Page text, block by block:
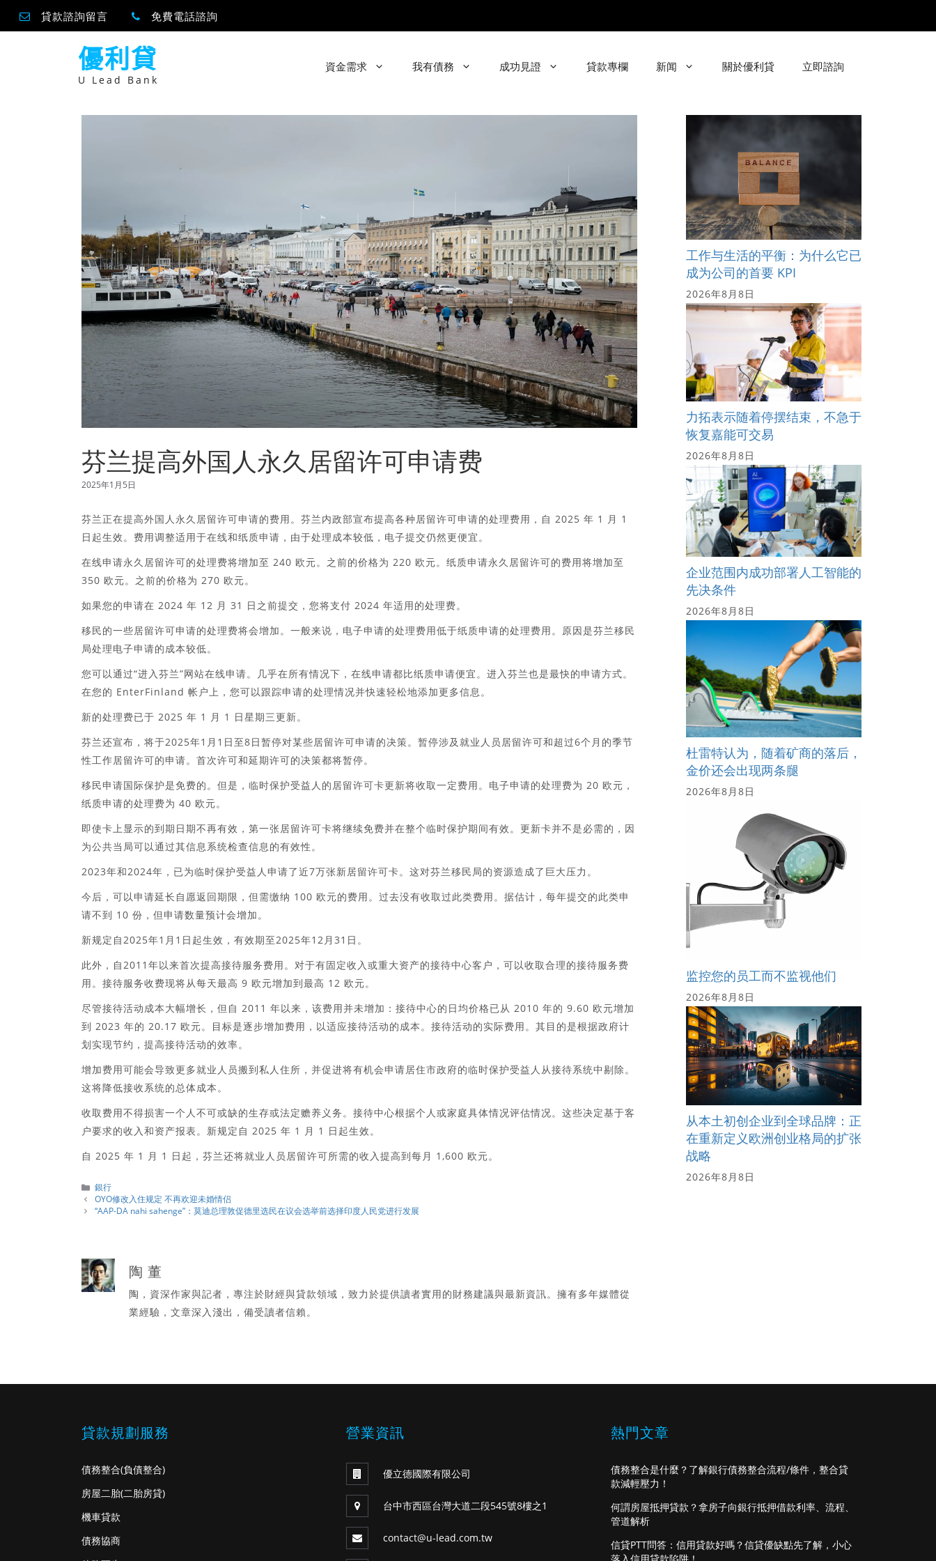
貸款諮詢留言 免費電話諮詢
優利貸
U Lead Bank
資金需求 我有債務 成功見證 貸款專欄 新闻 關於優利貸 立即諮詢
芬兰提高外国人永久居留许可申请费
2025年1月5日
芬兰正在提高外国人永久居留许可申请的费用。芬兰内政部宣布提高各种居留许可申请的处理费用，自 2025 年 1 月 1
日起生效。费用调整适用于在线和纸质申请，由于处理成本较低，电子提交仍然更便宜。
在线申请永久居留许可的处理费将增加至 240 欧元。之前的价格为 220 欧元。纸质申请永久居留许可的费用将增加至
350 欧元。之前的价格为 270 欧元。
如果您的申请在 2024 年 12 月 31 日之前提交，您将支付 2024 年适用的处理费。
移民的一些居留许可申请的处理费将会增加。一般来说，电子申请的处理费用低于纸质申请的处理费用。原因是芬兰移民
局处理电子申请的成本较低。
您可以通过“进入芬兰”网站在线申请。几乎在所有情况下，在线申请都比纸质申请便宜。进入芬兰也是最快的申请方式。
在您的 EnterFinland 帐户上，您可以跟踪申请的处理情况并快速轻松地添加更多信息。
新的处理费已于 2025 年 1 月 1 日星期三更新。
芬兰还宣布，将于2025年1月1日至8日暂停对某些居留许可申请的决策。暂停涉及就业人员居留许可和超过6个月的季节
性工作居留许可的申请。首次许可和延期许可的决策都将暂停。
移民申请国际保护是免费的。但是，临时保护受益人的居留许可卡更新将收取一定费用。电子申请的处理费为 20 欧元，
纸质申请的处理费为 40 欧元。
即使卡上显示的到期日期不再有效，第一张居留许可卡将继续免费并在整个临时保护期间有效。更新卡并不是必需的，因
为公共当局可以通过其信息系统检查信息的有效性。
2023年和2024年，已为临时保护受益人申请了近7万张新居留许可卡。这对芬兰移民局的资源造成了巨大压力。
今后，可以申请延长自愿返回期限，但需缴纳 100 欧元的费用。过去没有收取过此类费用。据估计，每年提交的此类申
请不到 10 份，但申请数量预计会增加。
新规定自2025年1月1日起生效，有效期至2025年12月31日。
此外，自2011年以来首次提高接待服务费用。对于有固定收入或重大资产的接待中心客户，可以收取合理的接待服务费
用。接待服务收费现将从每天最高 9 欧元增加到最高 12 欧元。
尽管接待活动成本大幅增长，但自 2011 年以来，该费用并未增加：接待中心的日均价格已从 2010 年的 9.60 欧元增加
到 2023 年的 20.17 欧元。目标是逐步增加费用，以适应接待活动的成本。接待活动的实际费用。其目的是根据政府计
划实现节约，提高接待活动的效率。
增加费用可能会导致更多就业人员搬到私人住所，并促进将有机会申请居住市政府的临时保护受益人从接待系统中剔除。
这将降低接收系统的总体成本。
收取费用不得损害一个人不可或缺的生存或法定赡养义务。接待中心根据个人或家庭具体情况评估情况。这些决定基于客
户要求的收入和资产报表。新规定自 2025 年 1 月 1 日起生效。
自 2025 年 1 月 1 日起，芬兰还将就业人员居留许可所需的收入提高到每月 1,600 欧元。
分
類
銀行
OYO修改入住规定 不再欢迎未婚情侣
“AAP-DA nahi sahenge”：莫迪总理敦促德里选民在议会选举前选择印度人民党进行发展
陶 董
陶，資深作家與記者，專注於財經與貸款領域，致力於提供讀者實用的財務建議與最新資訊。擁有多年媒體從
業經驗，文章深入淺出，備受讀者信賴。
工作与生活的平衡：为什么它已
成为公司的首要 KPI
2026年8月8日
力拓表示随着停摆结束，不急于
恢复嘉能可交易
2026年8月8日
企业范围内成功部署人工智能的
先决条件
2026年8月8日
杜雷特认为，随着矿商的落后，
金价还会出现两条腿
2026年8月8日
监控您的员工而不监视他们
2026年8月8日
从本土初创企业到全球品牌：正
在重新定义欧洲创业格局的扩张
战略
2026年8月8日
貸款規劃服務
債務整合(負債整合)
房屋二胎(二胎房貸)
機車貸款
債務協商
營業資訊
優立德國際有限公司
台中市西區台灣大道二段545號8樓之1
contact@u-lead.com.tw
熱門文章
債務整合是什麼？了解銀行債務整合流程/條件，整合貸
款減輕壓力！
何謂房屋抵押貸款？拿房子向銀行抵押借款利率、流程、
管道解析
信貸PTT問答：信用貸款好嗎？信貸優缺點先了解，小心
落入信用貸款陷阱！